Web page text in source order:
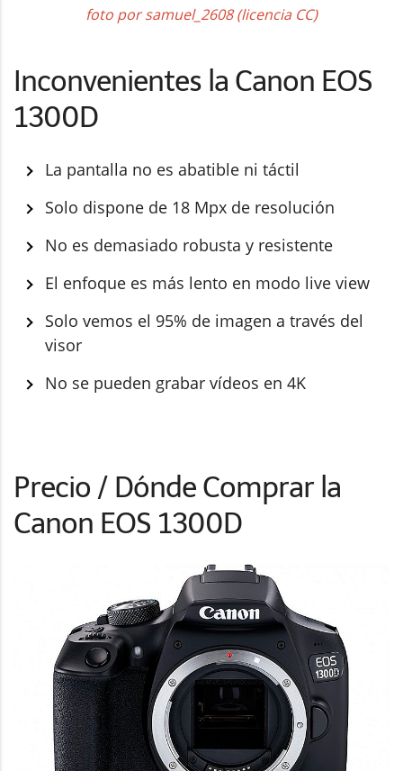
foto por samuel_2608 (licencia CC)
Inconvenientes la Canon EOS
1300D
La pantalla no es abatible ni táctil
Solo dispone de 18 Mpx de resolución
No es demasiado robusta y resistente
El enfoque es más lento en modo live view
Solo vemos el 95% de imagen a través del
visor
No se pueden grabar vídeos en 4K
Precio / Dónde Comprar la
Canon EOS 1300D